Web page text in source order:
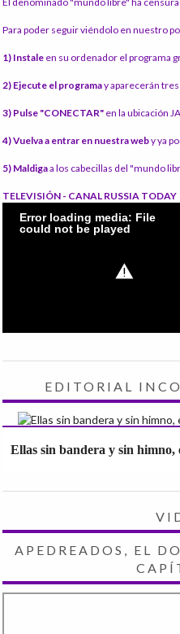
Para poder seguir viéndolo en nuestro
1) Instale en su ordenador el programa
2) Ejecute el programay aparecerán
3) Pulse "CONECTAR" en la ubicación
4) Vuelva a entrar en nuestra weby ya
5) Maldigaa los cabecillas del "mundo
TELEVISIÓN - CANAL RUSSIA TODAY
EDITORIAL
Ellas sin bandera y sin himno,
APEDREADOS, EL